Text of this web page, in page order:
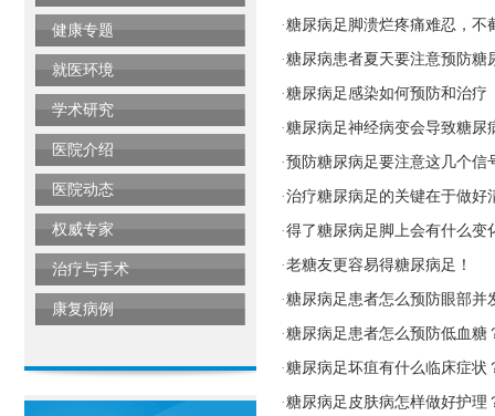
健康专题
就医环境
学术研究
医院介绍
医院动态
权威专家
治疗与手术
康复病例
·糖尿病足脚溃烂疼痛难忍，不
·糖尿病患者夏天要注意预防糖
·糖尿病足感染如何预防和治疗
·糖尿病足神经病变会导致糖尿
·预防糖尿病足要注意这几个信
·治疗糖尿病足的关键在于做好
·得了糖尿病足脚上会有什么变
·老糖友更容易得糖尿病足！
·糖尿病足患者怎么预防眼部并
·糖尿病足患者怎么预防低血糖
·糖尿病足坏疽有什么临床症状
·糖尿病足皮肤病怎样做好护理